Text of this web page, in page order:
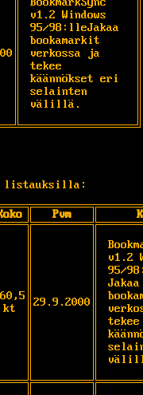
v1.2 Windows
95/98:lleJakaa
bookamarkit
verkossa ja
tekee
käännökset eri
selainten
välillä.
listauksilla:
Pvm
kt
29.9.2000
v1.2
95/
Jakaa
tekee